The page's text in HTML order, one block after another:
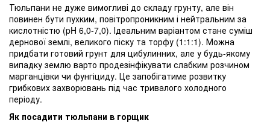
Тюльпани не дуже вимогливі до складу грунту, але він
повинен бути пухким, повітропроникним і нейтральним за
кислотністю (pH 6,0-7,0). Ідеальним варіантом стане суміш
дернової землі, великого піску та торфу (1:1:1). Можна
придбати готовий грунт для цибулинних, але у будь-якому
випадку землю варто продезінфікувати слабким розчином
марганцівки чи фунгіциду. Це запобігатиме розвитку
грибкових захворювань під час тривалого холодного
періоду.
Як посадити тюльпани в горщик